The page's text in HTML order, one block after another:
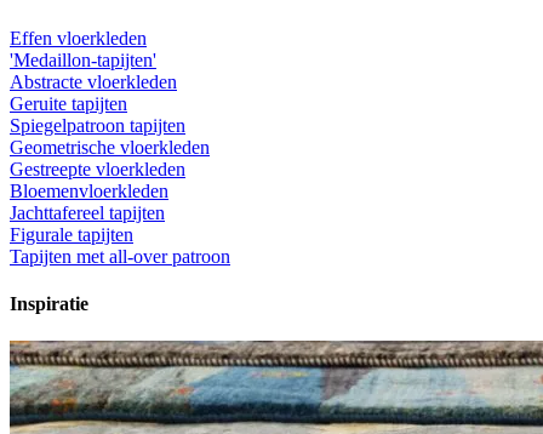
Effen vloerkleden
'Medaillon-tapijten'
Abstracte vloerkleden
Geruite tapijten
Spiegelpatroon tapijten
Geometrische vloerkleden
Gestreepte vloerkleden
Bloemenvloerkleden
Jachttafereel tapijten
Figurale tapijten
Tapijten met all-over patroon
Inspiratie